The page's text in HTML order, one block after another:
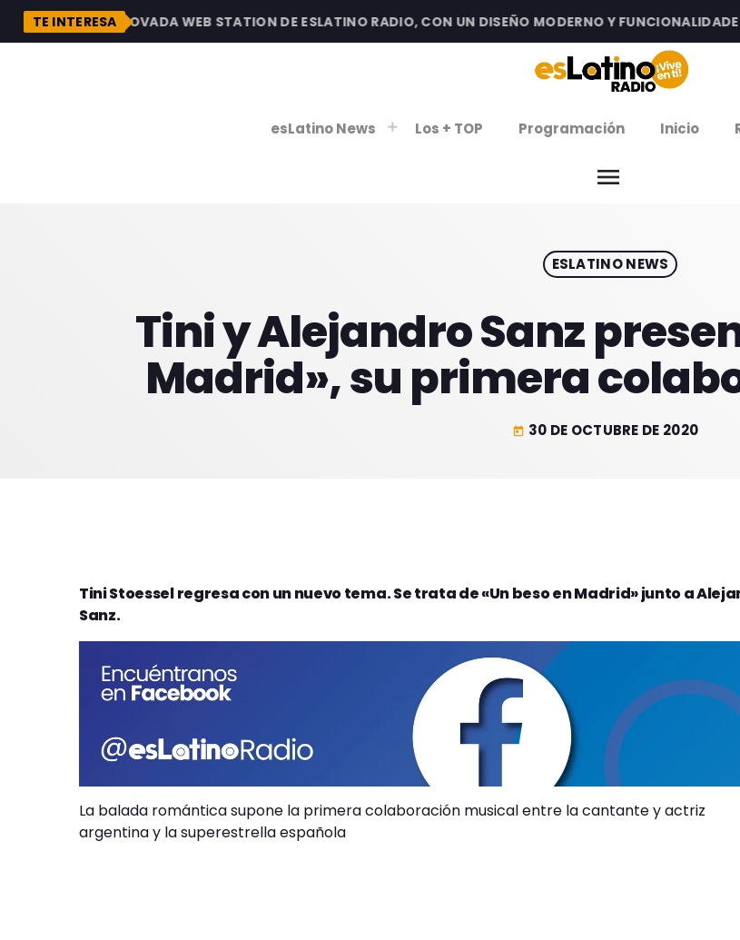
TE INTERESA
LA RENOVADA WEB STATION DE ESLATINO RADIO, CON UN DISEÑO MODERNO Y FUNCIONALIDADES
esLatino News Los + TOP Programación Inicio
menu
VIERNES DE ESTRENOS ESLATINO NEWS
Tini y Alejandro Sanz
Madrid», su primera
today 30 DE OCTUBRE DE 2020
Tini Stoessel regresa con un nuevo tema. Se trata de «Un beso en Madrid» junto a
Sanz.
La balada romántica supone la primera colaboración musical entre la cantante y actriz
argentina y la superestrella española